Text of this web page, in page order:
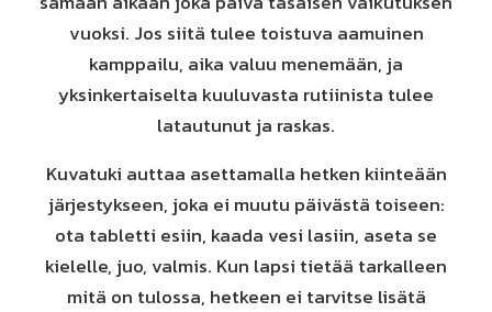
vuoksi. Jos siitä tulee toistuva aamuinen
kamppailu, aika valuu menemään, ja
yksinkertaiselta kuuluvasta rutiinista tulee
latautunut ja raskas.
Kuvatuki auttaa asettamalla hetken kiinteään
järjestykseen, joka ei muutu päivästä toiseen:
ota tabletti esiin, kaada vesi lasiin, aseta se
kielelle, juo, valmis. Kun lapsi tietää tarkalleen
mitä on tulossa, hetkeen ei tarvitse lisätä